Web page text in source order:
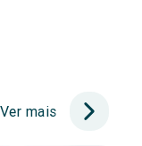
Ver mais